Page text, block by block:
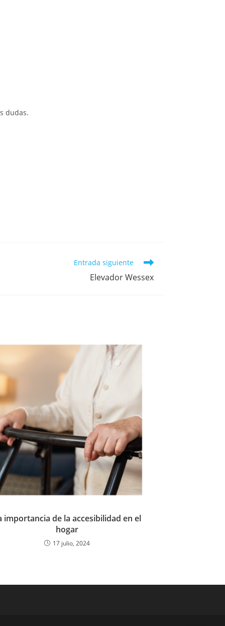
dudas.
Entrada siguiente
Elevador Wessex
importancia de la accesibilidad en el
hogar
17 julio, 2024